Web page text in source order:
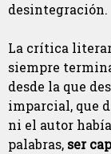
desintegración.
La crítica
siempre
desde la que
imparcial, que
ni el autor
palabras, ser